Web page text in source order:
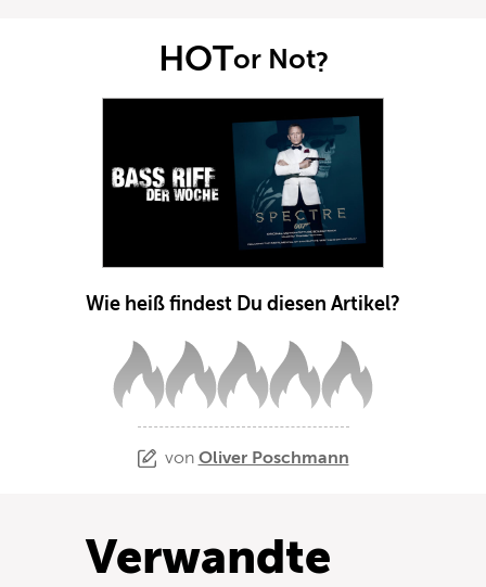
HOTor Not?
Wie heiß findest Du diesen Artikel?
von Oliver Poschmann
Verwandte